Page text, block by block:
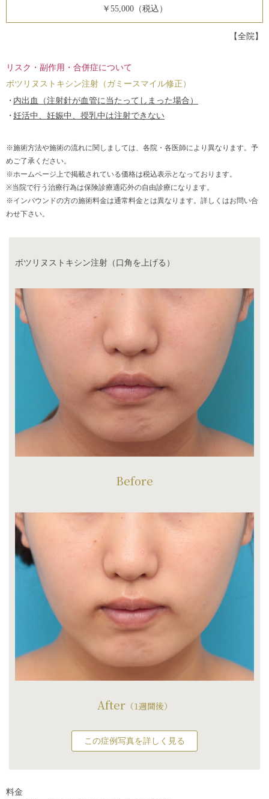
￥55,000（税込）
【全院】
リスク・副作用・合併症について
ボツリヌストキシン注射（ガミースマイル修正）
内出血（注射針が血管に当たってしまった場合）
妊活中、妊娠中、授乳中は注射できない
※施術方法や施術の流れに関しましては、各院・各医師により異なります。予
めご了承ください。
※ホームページ上で掲載されている価格は税込表示となっております。
※当院で行う治療行為は保険診療適応外の自由診療になります。
※インバウンドの方の施術料金は通常料金とは異なります。詳しくはお問い合
わせ下さい。
ボツリヌストキシン注射（口角を上げる）
Before
After（1週間後）
この症例写真を詳しく見る
料金